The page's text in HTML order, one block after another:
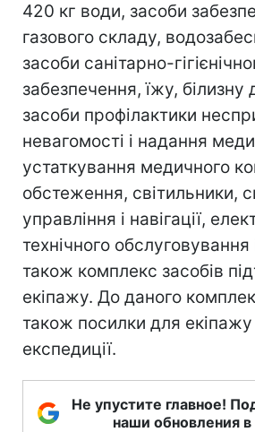
420 кг води, засоби
газового складу,
засоби санітарно-
забезпечення, їжу, білизну
засоби профілактики
невагомості і надання
устаткування медичного
обстеження, світильники,
управління і навігації,
технічного обслуговування
також комплекс засобів
екіпажу. До даного
також посилки для екіпажу
експедиції.
Не упустите главное!
наши обновления в